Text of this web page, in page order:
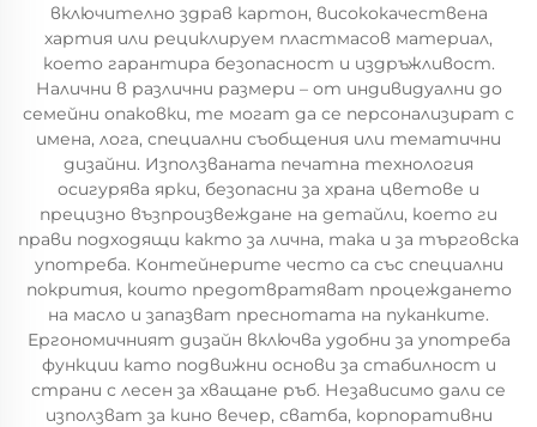
включително здрав картон, висококачествена
хартия или рециклируем пластмасов материал,
което гарантира безопасност и издръжливост.
Налични в различни размери – от индивидуални до
семейни опаковки, те могат да се персонализират с
имена, лога, специални съобщения или тематични
дизайни. Използваната печатна технология
осигурява ярки, безопасни за храна цветове и
прецизно възпроизвеждане на детайли, което ги
прави подходящи както за лична, така и за търговска
употреба. Контейнерите често са със специални
покрития, които предотвратяват процеждането
на масло и запазват преснотата на пуканките.
Ергономичният дизайн включва удобни за употреба
функции като подвижни основи за стабилност и
страни с лесен за хващане ръб. Независимо дали се
използват за кино вечер, сватба, корпоративни